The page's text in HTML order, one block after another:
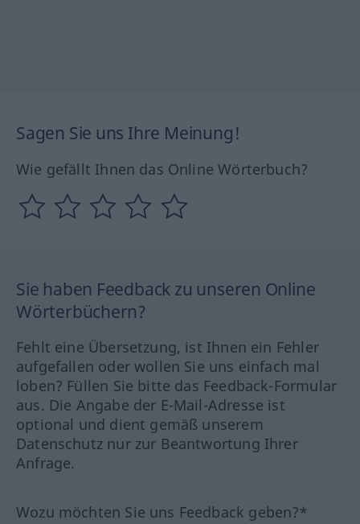
Sagen Sie uns Ihre Meinung!
Wie gefällt Ihnen das Online Wörterbuch?
Sie haben Feedback zu unseren Online
Wörterbüchern?
Fehlt eine Übersetzung, ist Ihnen ein Fehler
aufgefallen oder wollen Sie uns einfach mal
loben? Füllen Sie bitte das Feedback-Formular
aus. Die Angabe der E-Mail-Adresse ist
optional und dient gemäß unserem
Datenschutz nur zur Beantwortung Ihrer
Anfrage.
Wozu möchten Sie uns Feedback geben?*